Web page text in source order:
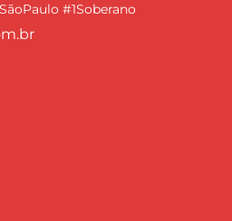
#1Soberano